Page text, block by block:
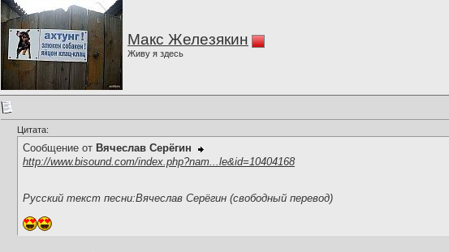
Макс Железякин
Живу я здесь
Цитата:
Сообщение от Вячеслав Серёгин
http://www.bisound.com/index.php?nam...le&id=10404168
Русский текст песни:Вячеслав Серёгин (свободный перевод)